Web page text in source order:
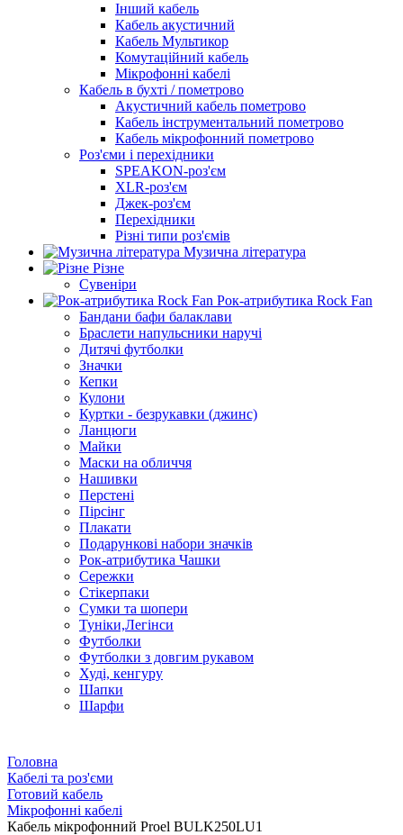
Інший кабель
Кабель акустичний
Кабель Мультикор
Комутаційний кабель
Мікрофонні кабелі
Кабель в бухті / пометрово
Акустичний кабель пометрово
Кабель інструментальний пометрово
Кабель мікрофонний пометрово
Роз'єми і перехідники
SPEAKON-роз'єм
XLR-роз'єм
Джек-роз'єм
Перехідники
Різні типи роз'ємів
Музична література
Різне
Сувеніри
Рок-атрибутика Rock Fan
Бандани бафи балаклави
Браслети напульсники наручі
Дитячі футболки
Значки
Кепки
Кулони
Куртки - безрукавки (джинс)
Ланцюги
Майки
Маски на обличчя
Нашивки
Перстені
Пірсінг
Плакати
Подарункові набори значків
Рок-атрибутика Чашки
Сережки
Стікерпаки
Сумки та шопери
Туніки,Легінси
Футболки
Футболки з довгим рукавом
Худі, кенгуру
Шапки
Шарфи
Головна
Кабелі та роз'єми
Готовий кабель
Мікрофонні кабелі
Кабель мікрофонний Proel BULK250LU1